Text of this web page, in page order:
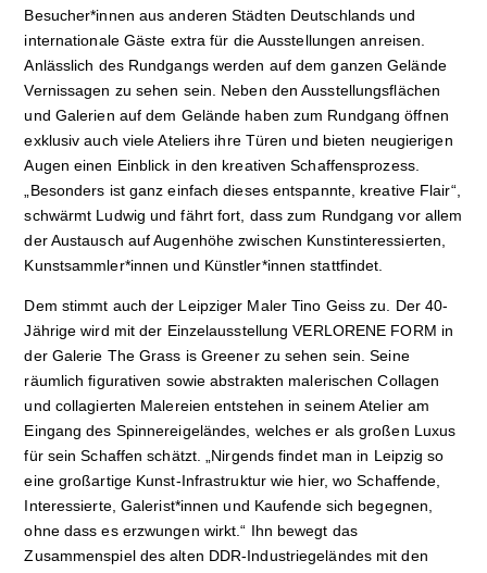
Besucher*innen aus anderen Städten Deutschlands und
internationale Gäste extra für die Ausstellungen anreisen.
Anlässlich des Rundgangs werden auf dem ganzen Gelände
Vernissagen zu sehen sein. Neben den Ausstellungsflächen
und Galerien auf dem Gelände haben zum Rundgang öffnen
exklusiv auch viele Ateliers ihre Türen und bieten neugierigen
Augen einen Einblick in den kreativen Schaffensprozess.
„Besonders ist ganz einfach dieses entspannte, kreative Flair“,
schwärmt Ludwig und fährt fort, dass zum Rundgang vor allem
der Austausch auf Augenhöhe zwischen Kunstinteressierten,
Kunstsammler*innen und Künstler*innen stattfindet.
Dem stimmt auch der Leipziger Maler Tino Geiss zu. Der 40-
Jährige wird mit der Einzelausstellung VERLORENE FORM in
der Galerie The Grass is Greener zu sehen sein. Seine
räumlich figurativen sowie abstrakten malerischen Collagen
und collagierten Malereien entstehen in seinem Atelier am
Eingang des Spinnereigeländes, welches er als großen Luxus
für sein Schaffen schätzt. „Nirgends findet man in Leipzig so
eine großartige Kunst-Infrastruktur wie hier, wo Schaffende,
Interessierte, Galerist*innen und Kaufende sich begegnen,
ohne dass es erzwungen wirkt.“ Ihn bewegt das
Zusammenspiel des alten DDR-Industriegeländes mit den